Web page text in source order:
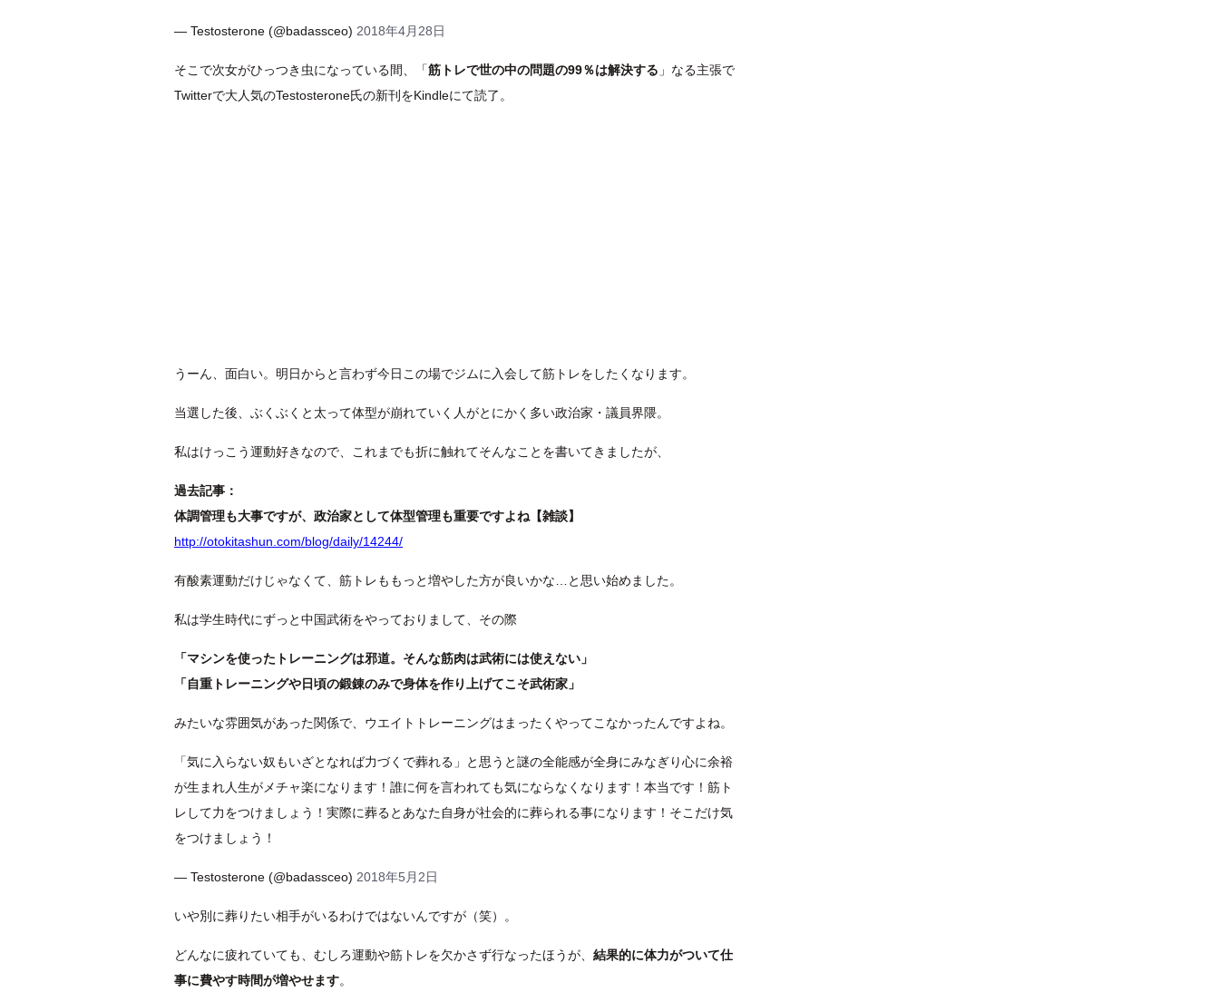
— Testosterone (@badassceo) 2018年4月28日
そこで次女がひっつき虫になっている間、「筋トレで世の中の問題の99％は解決する 」なる主張で
Twitterで大人気のTestosterone氏の新刊をKindleにて読了。
うーん、面白い。明日からと言わず今日この場でジムに入会して筋トレをしたくなります。
当選した後、ぶくぶくと太って体型が崩れていく人がとにかく多い政治家・議員界隈。
私はけっこう運動好きなので、これまでも折に触れてそんなことを書いてきましたが、
過去記事：
体調管理も大事ですが、政治家として体型管理も重要ですよね【雑談】
http://otokitashun.com/blog/daily/14244/
有酸素運動だけじゃなくて、筋トレももっと増やした方が良いかな…と思い始めました。
私は学生時代にずっと中国武術をやっておりまして、その際
「マシンを使ったトレーニングは邪道。そんな筋肉は武術には使えない」
「自重トレーニングや日頃の鍛錬のみで身体を作り上げてこそ武術家」
みたいな雰囲気があった関係で、ウエイトトレーニングはまったくやってこなかったんですよね。
「気に入らない奴もいざとなれば力づくで葬れる」と思うと謎の全能感が全身にみなぎり心に余裕
が生まれ人生がメチャ楽になります！誰に何を言われても気にならなくなります！本当です！筋ト
レして力をつけましょう！実際に葬るとあなた自身が社会的に葬られる事になります！そこだけ気
をつけましょう！
— Testosterone (@badassceo) 2018年5月2日
いや別に葬りたい相手がいるわけではないんですが（笑）。
どんなに疲れていても、むしろ運動や筋トレを欠かさず行なったほうが、 結果的に体力がついて仕
事に費やす時間が増やせます。